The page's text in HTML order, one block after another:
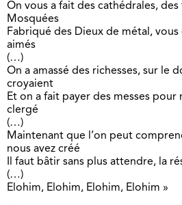
On vous a fait des cathédrales,
Mosquées
Fabriqué des Dieux de métal, vous
aimés
(…)
On a amassé des richesses, sur le
croyaient
Et on a fait payer des messes pour
clergé
(…)
Maintenant que l’on peut
nous avez créé
Il faut bâtir sans plus attendre, la
(…)
Elohim, Elohim, Elohim, Elohim »